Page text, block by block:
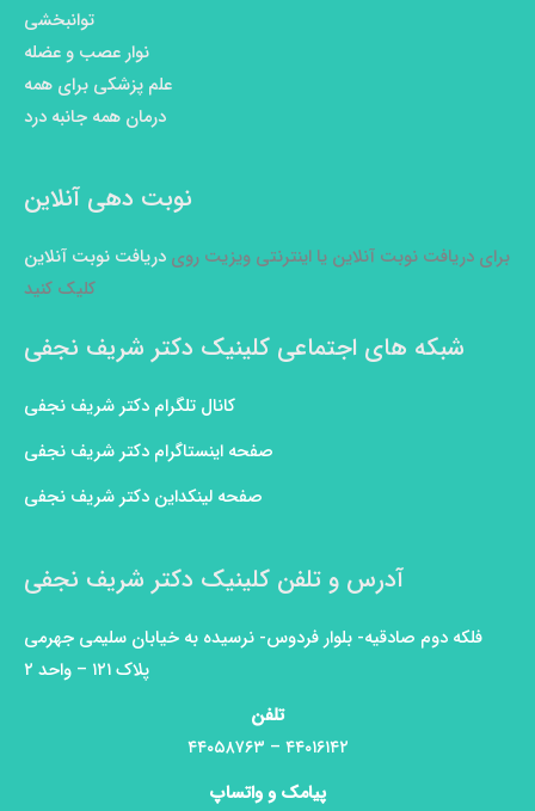
توانبخشی
نوار عصب و عضله
علم پزشکی برای همه
درمان همه جانبه درد
نوبت دهی آنلاین
برای دریافت نوبت آنلاین یا اینترنتی ویزیت روی دریافت نوبت آنلاین
کلیک کنید
شبکه های اجتماعی کلینیک دکتر شریف نجفی
کانال تلگرام دکتر شریف نجفی
صفحه اینستاگرام دکتر شریف نجفی
صفحه لینکداین دکتر شریف نجفی
آدرس و تلفن کلینیک دکتر شریف نجفی
فلکه دوم صادقیه- بلوار فردوس- نرسیده به خیابان سلیمی جهرمی
پلاک ۱۲۱ – واحد ۲
تلفن
۴۴۰۱۶۱۴۲ – ۴۴۰۵۸۷۶۳
پیامک و واتساپ